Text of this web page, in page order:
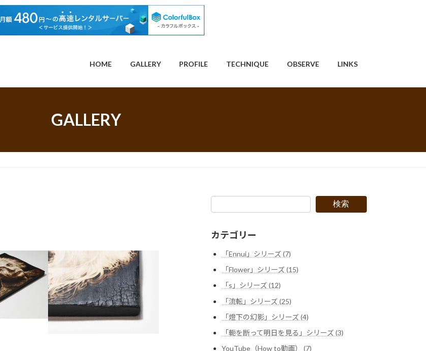
HOME GALLERY PROFILE TECHNIQUE OBSERVE LINKS
GALLERY
検索
カテゴリー
「Ennui」シリーズ (7)
「Flower」シリーズ (15)
「s」シリーズ (12)
「流転」シリーズ (25)
「燈下の幻影」シリーズ (4)
「軛を断って明日を見る」シリーズ (3)
YouTube（How to動画） (7)